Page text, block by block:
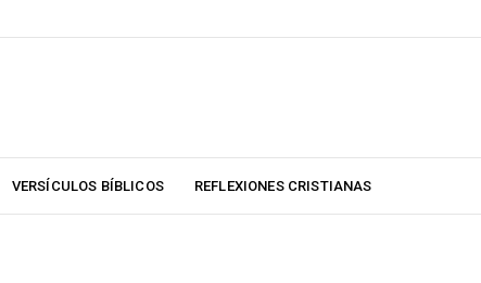
VERSÍCULOS BÍBLICOS REFLEXIONES CRISTIANAS